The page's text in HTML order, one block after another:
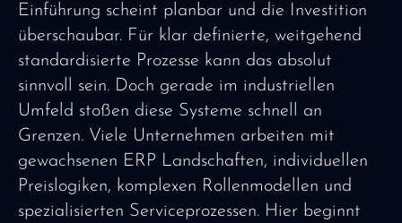
Einführung scheint planbar und die Investition
überschaubar. Für klar definierte, weitgehend
standardisierte Prozesse kann das absolut
sinnvoll sein. Doch gerade im industriellen
Umfeld stoßen diese Systeme schnell an
Grenzen. Viele Unternehmen arbeiten mit
gewachsenen ERP Landschaften, individuellen
Preislogiken, komplexen Rollenmodellen und
spezialisierten Serviceprozessen. Hier beginnt